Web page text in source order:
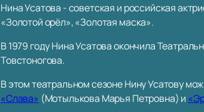
Нина Усатова - советская и российская
«Золотой орёл», «Золотая маска».
В 1979 году Нина Усатова окончила
Товстоногова.
В этом театральном сезоне Нину Усатову
«Слава» (Мотылькова Марья Петровна) и